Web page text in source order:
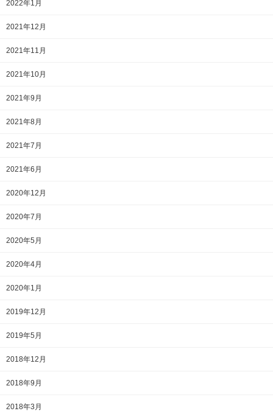
2022年1月
2021年12月
2021年11月
2021年10月
2021年9月
2021年8月
2021年7月
2021年6月
2020年12月
2020年7月
2020年5月
2020年4月
2020年1月
2019年12月
2019年5月
2018年12月
2018年9月
2018年3月